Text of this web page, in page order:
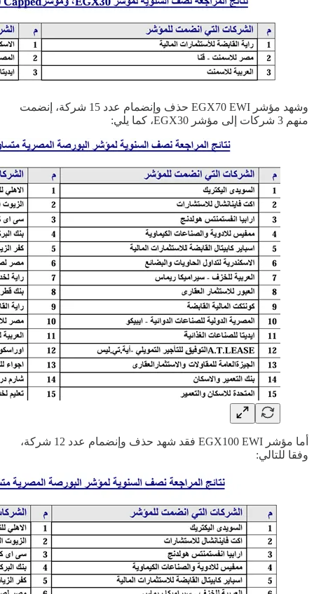
وشهد مؤشر EGX70 EWI حذف وإنضمام عدد 15 شركة، إنضمت
منهم 3 شركات إلى مؤشر EGX30، كما يلي:
أما مؤشر EGX100 EWI فقد شهد حذف وإنضمام عدد 12 شركة،
وفقا للتالي: